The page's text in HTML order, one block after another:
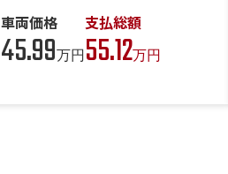
車両価格
45.99万円
支払総額
55.12万円